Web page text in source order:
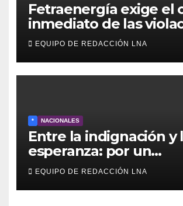
Fetraenergía exige el
inmediato de las
los derechos laborales
Industria Petrolera
Venezolana
EQUIPO DE REDACCIÓN LNA
* NACIONALES
Entre la indignación y
esperanza: por un
movimiento de
reconstrucción y
nacional
EQUIPO DE REDACCIÓN LNA